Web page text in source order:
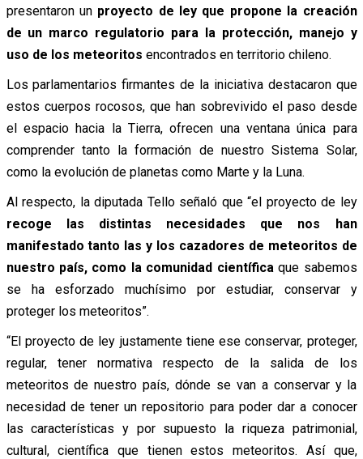
presentaron un proyecto de ley que propone la creación
de un marco regulatorio para la protección, manejo y
uso de los meteoritos encontrados en territorio chileno.
Los parlamentarios firmantes de la iniciativa destacaron que
estos cuerpos rocosos, que han sobrevivido el paso desde
el espacio hacia la Tierra, ofrecen una ventana única para
comprender tanto la formación de nuestro Sistema Solar,
como la evolución de planetas como Marte y la Luna.
Al respecto, la diputada Tello señaló que “el proyecto de ley
recoge las distintas necesidades que nos han
manifestado tanto las y los cazadores de meteoritos de
nuestro país, como la comunidad científica que sabemos
se ha esforzado muchísimo por estudiar, conservar y
proteger los meteoritos”.
“El proyecto de ley justamente tiene ese conservar, proteger,
regular, tener normativa respecto de la salida de los
meteoritos de nuestro país, dónde se van a conservar y la
necesidad de tener un repositorio para poder dar a conocer
las características y por supuesto la riqueza patrimonial,
cultural, científica que tienen estos meteoritos. Así que,